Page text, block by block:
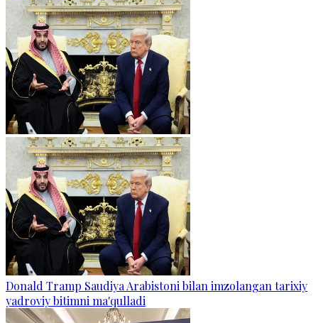
Donald Tramp Saudiya Arabistoni bilan imzolangan tarixiy
yadroviy bitimni ma'qulladi